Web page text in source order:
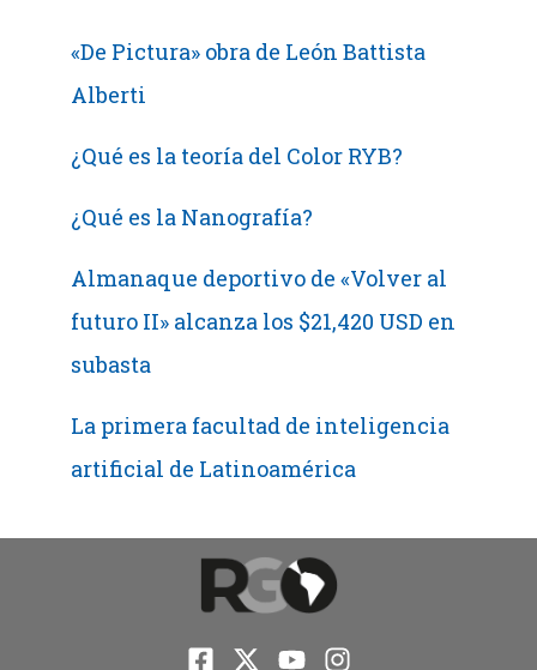
«De Pictura» obra de León Battista
Alberti
¿Qué es la teoría del Color RYB?
¿Qué es la Nanografía?
Almanaque deportivo de «Volver al
futuro II» alcanza los $21,420 USD en
subasta
La primera facultad de inteligencia
artificial de Latinoamérica